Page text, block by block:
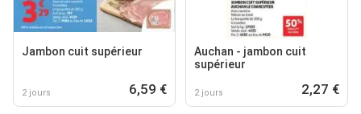
Jambon cuit supérieur
2 jours 6,59 €
Auchan - jambon cuit
supérieur
2 jours 2,27 €